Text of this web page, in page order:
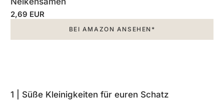
2,69 EUR
BEI AMAZON ANSEHEN*
1 | Süße Kleinigkeiten für euren Schatz